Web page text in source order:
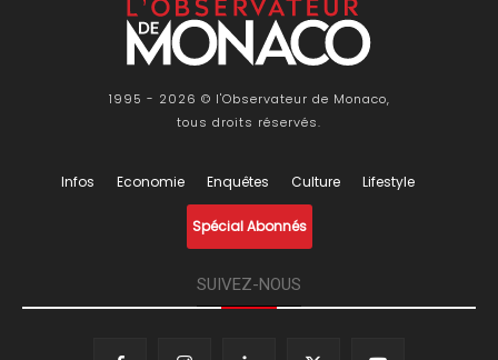
1995 - 2026 © l'Observateur de Monaco,
tous droits réservés.
Infos Economie Enquêtes Culture Lifestyle
Spécial Abonnés
SUIVEZ-NOUS